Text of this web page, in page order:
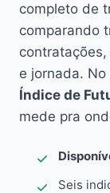
completo de
comparando
e jornada.
Índice de
mede pra
Seis